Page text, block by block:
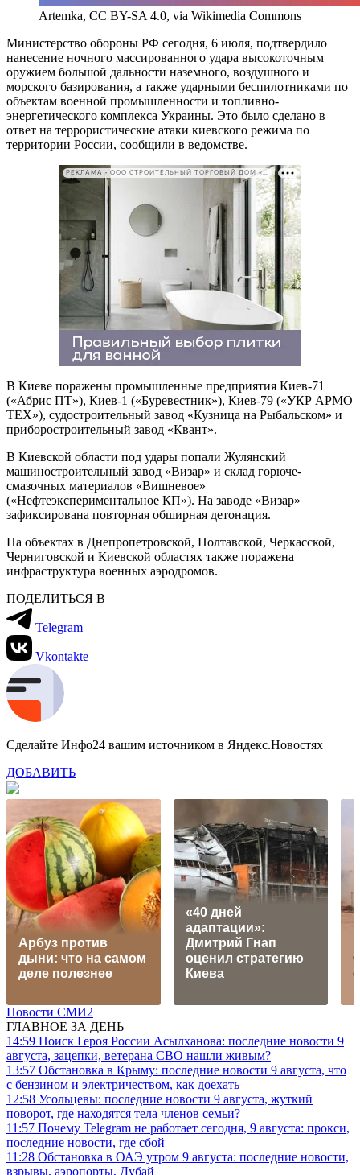
Artemka, CC BY-SA 4.0, via Wikimedia Commons
Министерство обороны РФ сегодня, 6 июля, подтвердило
нанесение ночного массированного удара высокоточным
оружием большой дальности наземного, воздушного и
морского базирования, а также ударными беспилотниками по
объектам военной промышленности и топливно-
энергетического комплекса Украины. Это было сделано в
ответ на террористические атаки киевского режима по
территории России, сообщили в ведомстве.
РЕКЛАМА • ООО СТРОИТЕЛЬНЫЙ ТОРГОВЫЙ ДОМ «ПЕТРОВИЧ». ИНН: 7802348846
В Киеве поражены промышленные предприятия Киев-71
(«Абрис ПТ»), Киев-1 («Буревестник»), Киев-79 («УКР АРМО
ТЕХ»), судостроительный завод «Кузница на Рыбальском» и
приборостроительный завод «Квант».
В Киевской области под удары попали Жулянский
машиностроительный завод «Визар» и склад горюче-
смазочных материалов «Вишневое»
(«Нефтеэкспериментальное КП»). На заводе «Визар»
зафиксирована повторная обширная детонация.
На объектах в Днепропетровской, Полтавской, Черкасской,
Черниговской и Киевской областях также поражена
инфраструктура военных аэродромов.
ПОДЕЛИТЬСЯ В
Telegram
Vkontakte
Сделайте Инфо24 вашим источником в Яндекс.Новостях
ДОБАВИТЬ
Арбуз против
дыни: что на самом
деле полезнее
«40 дней
адаптации»:
Дмитрий Гнап
оценил стратегию
Киева
Новости СМИ2
ГЛАВНОЕ ЗА ДЕНЬ
14:59 Поиск Героя России Асылханова: последние новости 9
августа, зацепки, ветерана СВО нашли живым?
13:57 Обстановка в Крыму: последние новости 9 августа, что
с бензином и электричеством, как доехать
12:58 Усольцевы: последние новости 9 августа, жуткий
поворот, где находятся тела членов семьи?
11:57 Почему Telegram не работает сегодня, 9 августа: прокси,
последние новости, где сбой
11:28 Обстановка в ОАЭ утром 9 августа: последние новости,
взрывы, аэропорты, Дубай